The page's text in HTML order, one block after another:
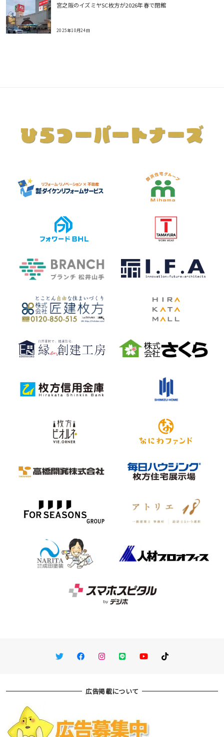
宮之阪のイズミヤSC枚方が2026年春で閉館
2025年10月24日
TwitterFacebookInstagram
LINE You TubeTikTok
広告掲載について